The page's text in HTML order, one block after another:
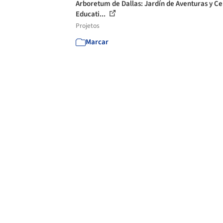
Arboretum de Dallas: Jardín de Aventuras y
Educati...
Projetos
Marcar